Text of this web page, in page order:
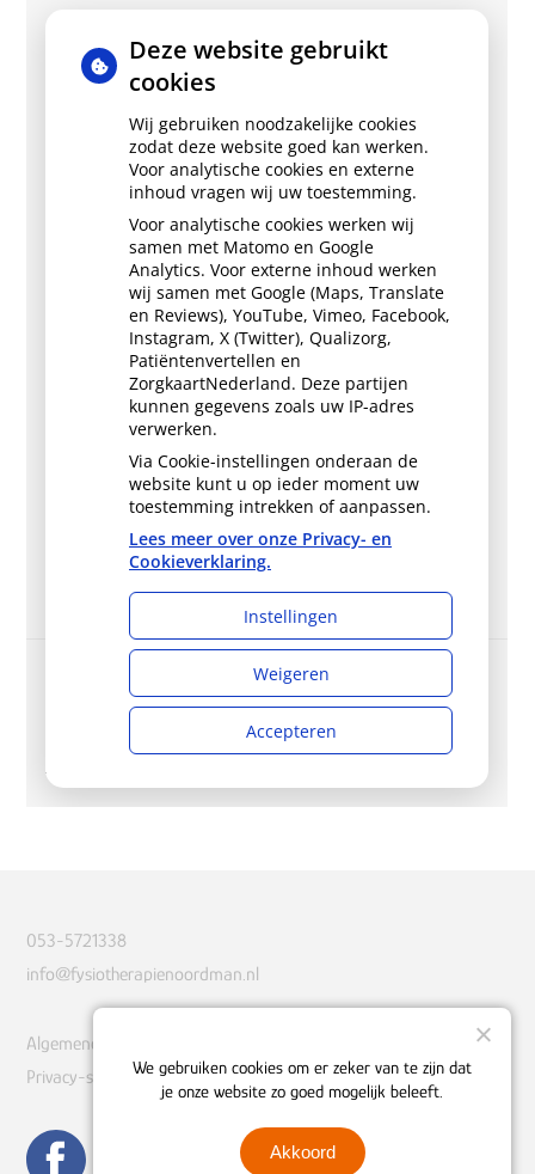
053-5721338
info@fysiotherapienoordman.nl
Algemene voorwaarden
Privacy-statementWe gebruiken cookies om er zeker van te zijn dat
je onze website zo goed mogelijk beleeft.
Akkoord